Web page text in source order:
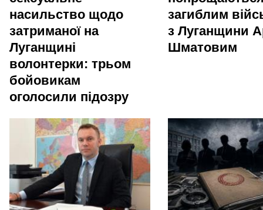
насильство щодо
затриманої на
Луганщині
волонтерки: трьом
бойовикам
оголосили підозру
загиблим
з Луганщини
Шматовим